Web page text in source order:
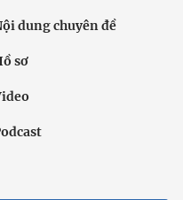
dung chuyên đề
sơ